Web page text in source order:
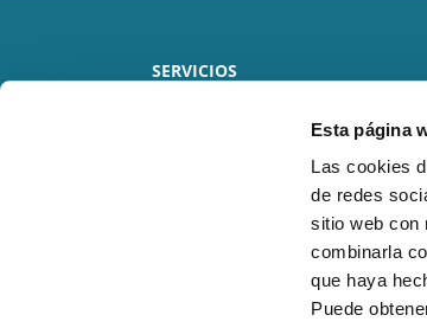
Esta página
Las cookies
de redes
sitio web con
combinarla
que haya
Puede
SERVICIOS
LOCALES COMERCIALES